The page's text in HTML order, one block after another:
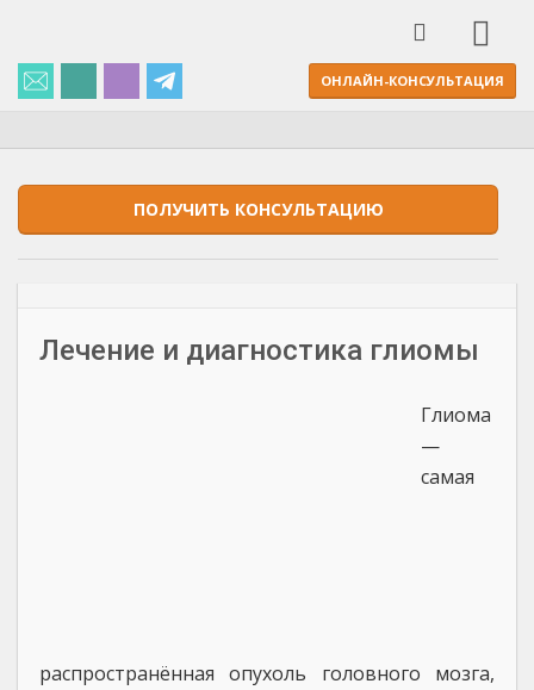
ОНЛАЙН-КОНСУЛЬТАЦИЯ
ПОЛУЧИТЬ КОНСУЛЬТАЦИЮ
Лечение и диагностика глиомы
Глиома
—
самая
распространённая опухоль головного мозга,